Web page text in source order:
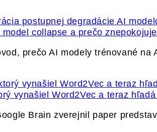
collapse a prečo
prečo AI modely trénované
vynašiel Word2Vec a teraz
Brain zverejnil paper